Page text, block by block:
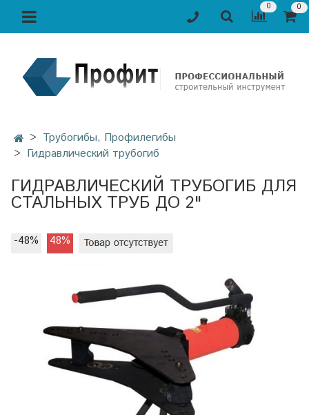
0 0
Трубогибы, Профилегибы
Гидравлический трубогиб
ГИДРАВЛИЧЕСКИЙ ТРУБОГИБ ДЛЯ
СТАЛЬНЫХ ТРУБ ДО 2"
-48% 48%